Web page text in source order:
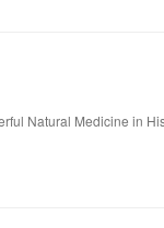
Natural Medicine in